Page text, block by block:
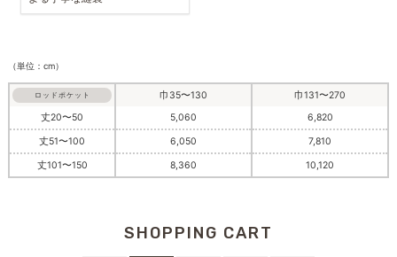
（単位：cm）
ロッドポケット 巾35〜130
巾131〜270
丈20〜50
5,060 6,820
丈51〜100 6,050 7,810
丈101〜150 8,360 10,120
SHOPPING CART